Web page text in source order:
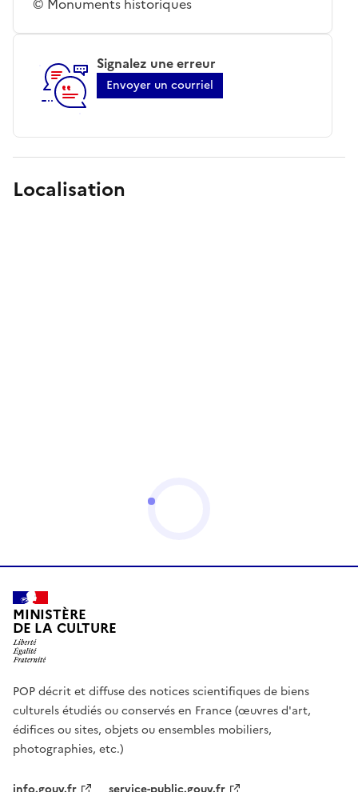
Signalez une erreur
Envoyer un courriel
Localisation
MINISTÈRE
DE LA CULTURE
POP décrit et diffuse des notices scientifiques de biens
culturels étudiés ou conservés en France (œuvres d'art,
édifices ou sites, objets ou ensembles mobiliers,
photographies, etc.)